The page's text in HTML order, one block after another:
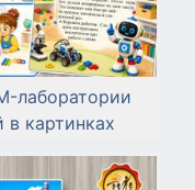
лаборатории
в картинках